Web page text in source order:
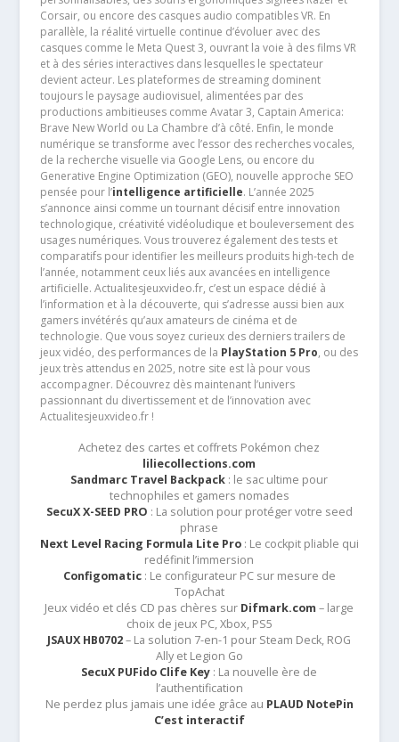
Corsair, ou encore des casques audio compatibles VR. En
parallèle, la réalité virtuelle continue d’évoluer avec des
casques comme le Meta Quest 3, ouvrant la voie à des films VR
et à des séries interactives dans lesquelles le spectateur
devient acteur. Les plateformes de streaming dominent
toujours le paysage audiovisuel, alimentées par des
productions ambitieuses comme Avatar 3, Captain America:
Brave New World ou La Chambre d’à côté. Enfin, le monde
numérique se transforme avec l’essor des recherches vocales,
de la recherche visuelle via Google Lens, ou encore du
Generative Engine Optimization (GEO), nouvelle approche SEO
pensée pour l’intelligence artificielle. L’année 2025
s’annonce ainsi comme un tournant décisif entre innovation
technologique, créativité vidéoludique et bouleversement des
usages numériques. Vous trouverez également des tests et
comparatifs pour identifier les meilleurs produits high-tech de
l’année, notamment ceux liés aux avancées en intelligence
artificielle. Actualitesjeuxvideo.fr, c’est un espace dédié à
l’information et à la découverte, qui s’adresse aussi bien aux
gamers invétérés qu’aux amateurs de cinéma et de
technologie. Que vous soyez curieux des derniers trailers de
jeux vidéo, des performances de la PlayStation 5 Pro, ou des
jeux très attendus en 2025, notre site est là pour vous
accompagner. Découvrez dès maintenant l’univers
passionnant du divertissement et de l’innovation avec
Actualitesjeuxvideo.fr !
Achetez des cartes et coffrets Pokémon chez
liliecollections.com
Sandmarc Travel Backpack : le sac ultime pour
technophiles et gamers nomades
SecuX X-SEED PRO : La solution pour protéger votre seed
phrase
Next Level Racing Formula Lite Pro: Le cockpit pliable qui
redéfinit l’immersion
Configomatic: Le configurateur PC sur mesure de
TopAchat
Jeux vidéo et clés CD pas chères sur Difmark.com – large
choix de jeux PC, Xbox, PS5
JSAUX HB0702– La solution 7-en-1 pour Steam Deck, ROG
Ally et Legion Go
SecuX PUFido Clife Key : La nouvelle ère de
l’authentification
Ne perdez plus jamais une idée grâce au PLAUD NotePin
C’est interactif